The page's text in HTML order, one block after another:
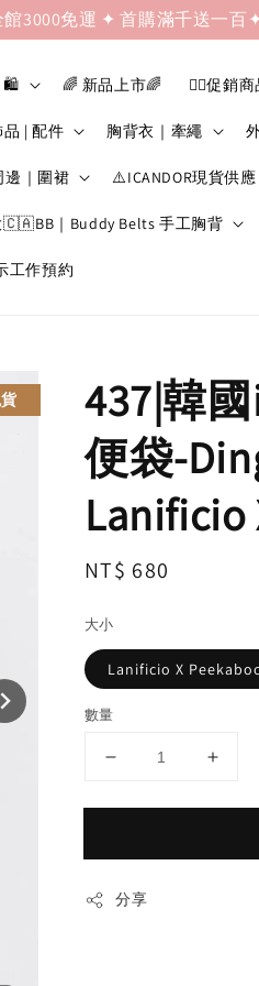
3000免運 ✦ 首購滿千送一百
🛍️ 🌈 新品上市🌈 ❤️‍🔥促銷商
品 | 配件 胸背衣｜牽繩
邊｜圍裙 ⚠️ICANDOR現貨供應
🇨🇦BB｜Buddy Belts 手工胸背
工作預約
437|韓
便袋-
Lanificio
Regular
NT$ 680
大小
Lanificio X
數量
分享